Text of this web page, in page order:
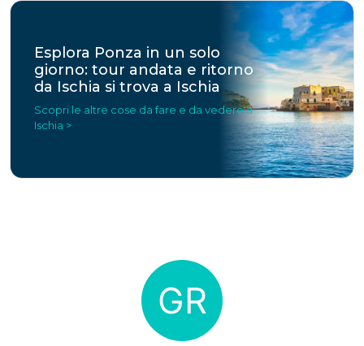
Esplora Ponza in un solo
giorno: tour andata e ritorno
da Ischia si trova a Ischia
Scopri le altre cose da fare e da vedere a
Ischia >